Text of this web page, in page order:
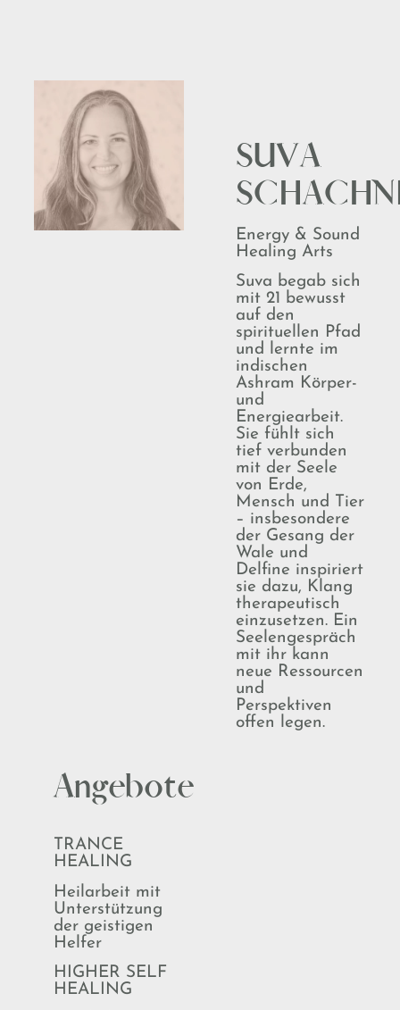
SUVA
Energy & Sound
Healing Arts
Suva begab sich
mit 21 bewusst
auf den
spirituellen Pfad
und lernte im
indischen
Ashram Körper-
und
Energiearbeit.
Sie fühlt sich
tief verbunden
mit der Seele
von Erde,
Mensch und Tier
– insbesondere
der Gesang der
Wale und
Delfine inspiriert
sie dazu, Klang
therapeutisch
einzusetzen. Ein
Seelengespräch
mit ihr kann
neue Ressourcen
und
Perspektiven
offen legen.
Angebote
TRANCE
HEALING
Heilarbeit mit
Unterstützung
der geistigen
Helfer
HIGHER SELF
HEALING